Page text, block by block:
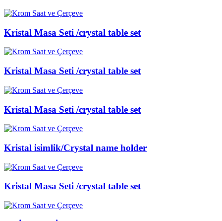
Kristal Masa Seti /crystal table set
Kristal Masa Seti /crystal table set
Kristal Masa Seti /crystal table set
Kristal isimlik/Crystal name holder
Kristal Masa Seti /crystal table set